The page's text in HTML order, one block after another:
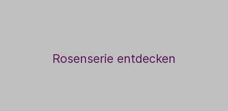
Rosenserie entdecken